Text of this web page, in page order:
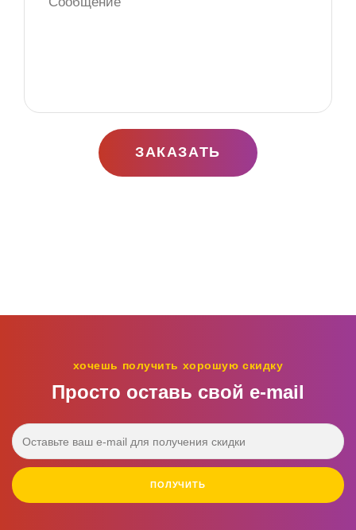
ЗАКАЗАТЬ
хочешь получить хорошую скидку
Просто оставь свой e‑mail
ПОЛУЧИТЬ